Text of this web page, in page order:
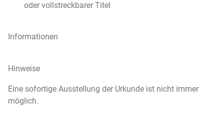
oder vollstreckbarer Titel
Informationen
Hinweise
Eine sofortige Ausstellung der Urkunde ist nicht immer
möglich.